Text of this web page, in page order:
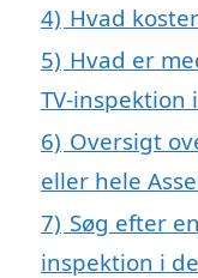
4) Hvad
5) Hvad er
TV-inspektion
6) Oversigt
eller hele
7) Søg efter
inspektion i